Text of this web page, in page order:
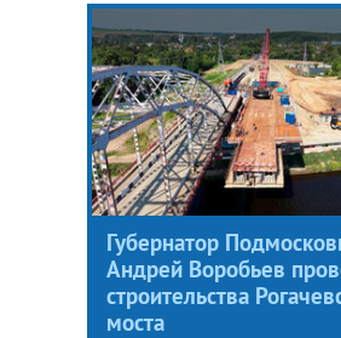
Губернатор
Андрей Воробьев
строительства
моста